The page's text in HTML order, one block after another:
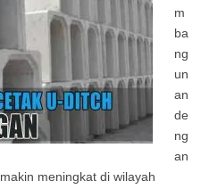
m
ba
ng
un
an
de
ng
an
meningkat di wilayah